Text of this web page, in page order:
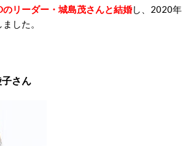
のリーダー・城島茂さんと結婚し、2020年
した。
さん